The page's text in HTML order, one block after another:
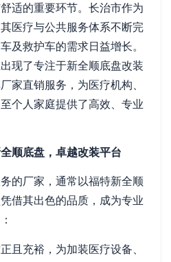
适的重要环节。长治市作为
医疗与公共服务体系不断完
及救护车的需求日益增长。
现了专注于新全顺底盘改装
家直销服务，为医疗机构、
个人家庭提供了高效、专业
顺底盘，卓越改装平台
的厂家，通常以福特新全顺
借其出色的品质，成为专业
且充裕，为加装医疗设备、